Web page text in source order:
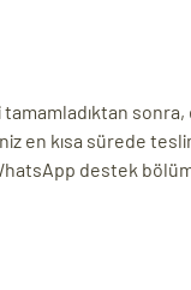
en kısa sürede
destek